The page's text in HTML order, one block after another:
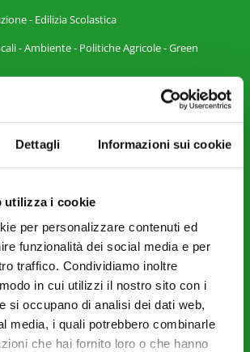
Dettagli Informazioni sui cookie
utilizza i cookie
per personalizzare contenuti ed
funzionalità dei social media e per
traffico. Condividiamo inoltre
in cui utilizzi il nostro sito con i
si occupano di analisi dei dati web,
media, i quali potrebbero combinarle
che hai fornito loro o che hanno
- Edilizia Scolastica
- Ambiente - Politiche Agricole - Green
- Riordino Territoriale - Autonomia
– Amm. Digitale - Intelligenza Artificiale -
– Aree Interne – Forme Associative
- Fiscalità - Personale
e Rapporti con le Province
Internazionale - Rapporti Transfrontalieri